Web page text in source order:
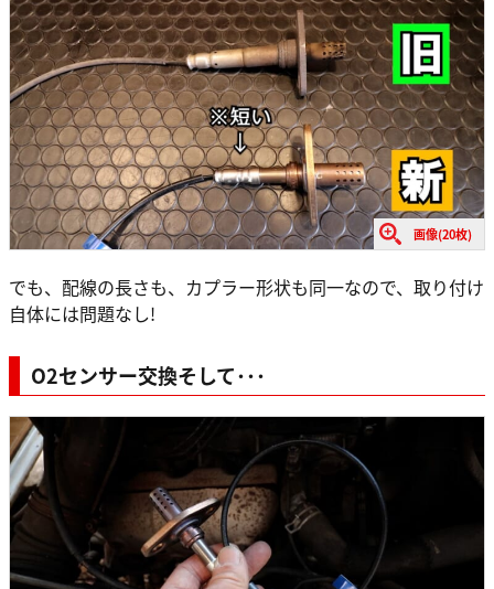
画像(20枚)
でも、配線の長さも、カプラー形状も同一なので、取り付け
自体には問題なし!
O2センサー交換そして･･･